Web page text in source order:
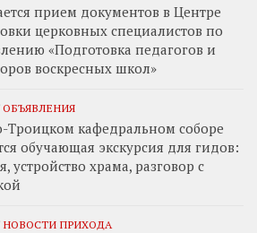
прием документов в Центре
церковных специалистов по
«Подготовка педагогов и
воскресных школ»
ОБЪЯВЛЕНИЯ
Троицком кафедральном соборе
обучающая экскурсия для гидов:
устройство храма, разговор с
НОВОСТИ ПРИХОДА